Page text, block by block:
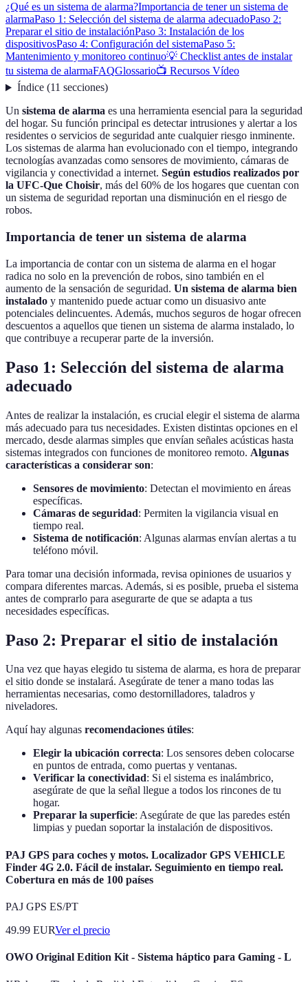
¿Qué es un sistema de alarma?Importancia de tener un sistema de
alarmaPaso 1: Selección del sistema de alarma adecuadoPaso 2:
Preparar el sitio de instalaciónPaso 3: Instalación de los
dispositivosPaso 4: Configuración del sistemaPaso 5:
Mantenimiento y monitoreo continuo💡 Checklist antes de instalar
tu sistema de alarmaFAQGlossario📺 Recursos Vídeo
Índice(11 secciones)
Un sistema de alarma es una herramienta esencial para la seguridad
del hogar. Su función principal es detectar intrusiones y alertar a los
residentes o servicios de seguridad ante cualquier riesgo inminente.
Los sistemas de alarma han evolucionado con el tiempo, integrando
tecnologías avanzadas como sensores de movimiento, cámaras de
vigilancia y conectividad a internet. Según estudios realizados por
la UFC-Que Choisir, más del 60% de los hogares que cuentan con
un sistema de seguridad reportan una disminución en el riesgo de
robos.
Importancia de tener un sistema de alarma
La importancia de contar con un sistema de alarma en el hogar
radica no solo en la prevención de robos, sino también en el
aumento de la sensación de seguridad. Un sistema de alarma bien
instalado y mantenido puede actuar como un disuasivo ante
potenciales delincuentes. Además, muchos seguros de hogar ofrecen
descuentos a aquellos que tienen un sistema de alarma instalado, lo
que contribuye a recuperar parte de la inversión.
Paso 1: Selección del sistema de alarma
adecuado
Antes de realizar la instalación, es crucial elegir el sistema de alarma
más adecuado para tus necesidades. Existen distintas opciones en el
mercado, desde alarmas simples que envían señales acústicas hasta
sistemas integrados con funciones de monitoreo remoto. Algunas
características a considerar son:
Sensores de movimiento: Detectan el movimiento en áreas
específicas.
Cámaras de seguridad: Permiten la vigilancia visual en
tiempo real.
Sistema de notificación: Algunas alarmas envían alertas a tu
teléfono móvil.
Para tomar una decisión informada, revisa opiniones de usuarios y
compara diferentes marcas. Además, si es posible, prueba el sistema
antes de comprarlo para asegurarte de que se adapta a tus
necesidades específicas.
Paso 2: Preparar el sitio de instalación
Una vez que hayas elegido tu sistema de alarma, es hora de preparar
el sitio donde se instalará. Asegúrate de tener a mano todas las
herramientas necesarias, como destornilladores, taladros y
niveladores.
Aquí hay algunas recomendaciones útiles:
Elegir la ubicación correcta: Los sensores deben colocarse
en puntos de entrada, como puertas y ventanas.
Verificar la conectividad: Si el sistema es inalámbrico,
asegúrate de que la señal llegue a todos los rincones de tu
hogar.
Preparar la superficie: Asegúrate de que las paredes estén
limpias y puedan soportar la instalación de dispositivos.
PAJ GPS para coches y motos. Localizador GPS VEHICLE
Finder 4G 2.0. Fácil de instalar. Seguimiento en tiempo real.
Cobertura en más de 100 países
PAJ GPS ES/PT
49.99 EURVer el precio
OWO Original Edition Kit - Sistema háptico para Gaming - L